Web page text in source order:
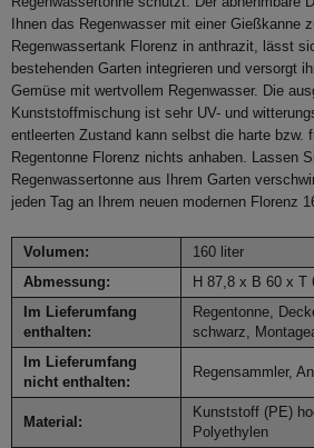
Ihnen das Regenwasser mit einer Gießkanne
Regenwassertank Florenz in anthrazit, lässt
bestehenden Garten integrieren und versorgt
Gemüse mit wertvollem Regenwasser. Die
Kunststoffmischung ist sehr UV- und
entleerten Zustand kann selbst die harte bzw.
Regentonne Florenz nichts anhaben. Lassen
Regenwassertonne aus Ihrem Garten
jeden Tag an Ihrem neuen modernen Florenz
Volumen:
160 liter
Abmessung:
H 87,8 x B 60 x T
Im Lieferumfang
enthalten:
Regentonne,
schwarz,
Im Lieferumfang
nicht enthalten:
Regensammler,
Material:
Kunststoff (PE)
Polyethylen